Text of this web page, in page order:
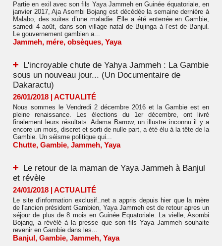
Partie en exil avec son fils Yaya Jammeh en Guinée équatoriale, en
janvier 2017, Aja Asombi Bojang est décédée la semaine dernière à
Malabo, des suites d’une maladie. Elle a été enterrée en Gambie,
samedi 4 août, dans son village natal de Bujinga à l’est de Banjul.
Le gouvernement gambien a...
Jammeh, mére, obsèques, Yaya
L'incroyable chute de Yahya Jammeh : La Gambie
sous un nouveau jour... (Un Documentaire de
Dakaractu)
26/01/2018 | ACTUALITÉ
Nous sommes le Vendredi 2 décembre 2016 et la Gambie est en
pleine renaissance. Les élections du 1er décembre, ont livré
finalement leurs résultats. Adama Barrow, un illustre inconnu il y a
encore un mois, discret et sorti de nulle part, a été élu à la tête de la
Gambie. Un séisme politique qui...
Chutte, Gambie, Jammeh, Yaya
Le retour de la maman de Yaya Jammeh à Banjul
et révèle
24/01/2018 | ACTUALITÉ
Le site d'information exclusif..net a appris depuis hier que la mère
de l'ancien président Gambien, Yaya Jammeh est de retour apres un
séjour de plus de 8 mois en Guinée Equatoriale. La vielle, Asombi
Bojang, a révélé à la presse que son fils Yaya Jammeh souhaite
revenir en Gambie dans les...
Banjul, Gambie, Jammeh, Yaya